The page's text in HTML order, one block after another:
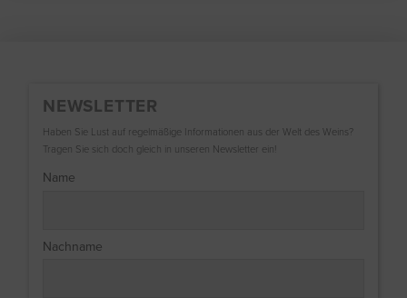
NEWSLETTER
Haben Sie Lust auf regelmäßige Informationen aus der Welt des Weins?
Tragen Sie sich doch gleich in unseren Newsletter ein!
Name
Nachname